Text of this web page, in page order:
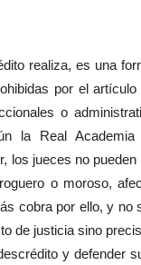
es una
por el
o
la Real
los jueces no
o moroso,
cobra por ello, y
de justicia sino
y defender